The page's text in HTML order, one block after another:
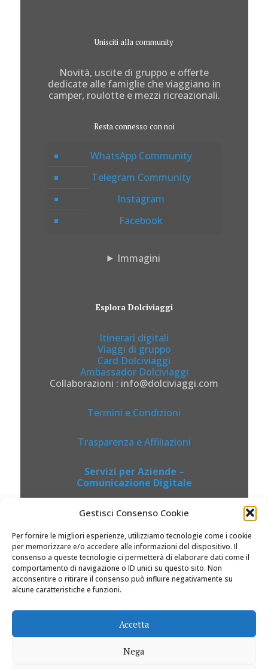
Gestisci Consenso Cookie
Per fornire le migliori esperienze, utilizziamo tecnologie come i cookie
per memorizzare e/o accedere alle informazioni del dispositivo. Il
consenso a queste tecnologie ci permetterà di elaborare dati come il
comportamento di navigazione o ID unici su questo sito. Non
acconsentire o ritirare il consenso può influire negativamente su
alcune caratteristiche e funzioni.
Accetta
Nega
Unisciti alla community
Novità, uscite di gruppo e offerte
dedicate alle famiglie che viaggiano in
camper, roulotte e mezzi ricreazionali.
Resta connesso con noi
WhatsApp Community
Telegram Community
Instagram
Facebook
Immagini
Esplora Dolciviaggi
Itinerari digitali
Viaggi di gruppo
Card Dolciviaggi
Ambassador Dolciviaggi
Collaborazioni : info@dolciviaggi.com
Termini e Condizioni
Trasparenza e Affiliazioni
Servizi per Aziende –
Comunicazione Digitale